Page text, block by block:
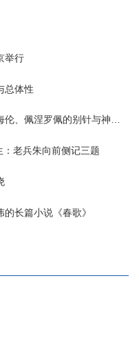
举行
总体性
涅罗佩的别针与神秘入侵者
：老兵朱向前侧记三题
长篇小说《春歌》